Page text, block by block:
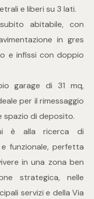
e liberi su 3 lati.
abitabile, con
in gres
e infissi con doppio
garage di 31 mq,
per il rimessaggio
di deposito.
è alla ricerca di
funzionale, perfetta
in una zona ben
strategica, nelle
servizi e della Via